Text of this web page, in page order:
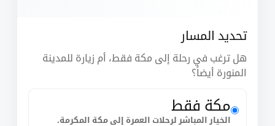
تحديد المسار
هل ترغب في رحلة إلى مكة فقط، أم زيارة للمدينة
المنورة أيضاً؟
مكة فقط
الخيار المباشر لرحلات العمرة إلى مكة المكرمة.